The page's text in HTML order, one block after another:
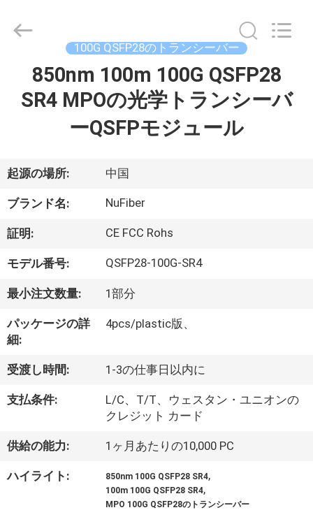
ダ
ク
ト
私
達
に
つ
い
工
Shenzhen
Fivision
Reserved.
Developed
100G QSFP28のトランシーバー
850nm 100m 100G QSFP28
SR4 MPOの光学トランシーバ
ーQSFPモジュール
起源の場所: 中国
ブランド名: NuFiber
証明: CE FCC Rohs
モデル番号: QSFP28-100G-SR4
最小注文数量: 1部分
パッケージの詳
細:
4pcs/plastic版、
受渡し時間: 1-3の仕事日以内に
支払条件:
L/C、T/T、ウェスタン・ユニオンの
クレジット カード
供給の能力: 1ヶ月あたりの10,000 PC
ハイライト: 850nm 100G QSFP28 SR4,
100m 100G QSFP28 SR4,
MPO 100G QSFP28のトランシーバー